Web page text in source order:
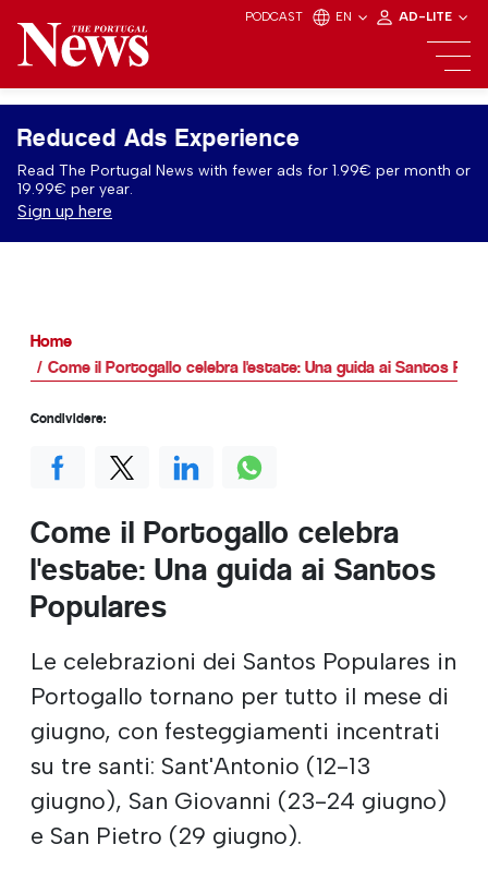
PODCAST EN AD-LITE
Reduced Ads Experience
Read The Portugal News with fewer ads for 1.99€ per month or
19.99€ per year.
Sign up here
Home
Come il Portogallo celebra l'estate: Una guida ai Santos
Come il Portogallo celebra
l'estate: Una guida ai Santos
Populares
Le celebrazioni dei Santos Populares in
Portogallo tornano per tutto il mese di
giugno, con festeggiamenti incentrati
su tre santi: Sant'Antonio (12-13
giugno), San Giovanni (23-24 giugno)
e San Pietro (29 giugno).
Condividere: